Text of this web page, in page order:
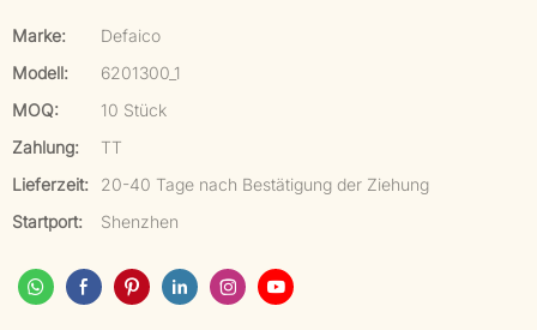
Marke:
Defaico
Modell:
6201300_1
MOQ:
10 Stück
Zahlung:
TT
Lieferzeit:
20-40 Tage nach Bestätigung der Ziehung
Startport:
Shenzhen